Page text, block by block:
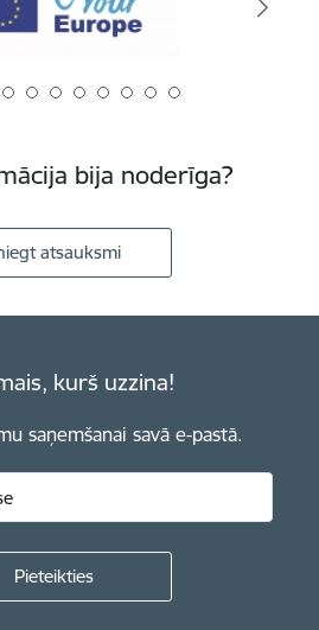
bija noderīga?
atsauksmi
kurš uzzina!
saņemšanai savā e-pastā.